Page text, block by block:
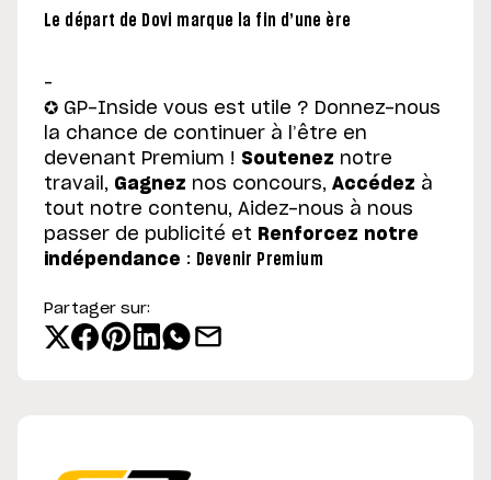
Le départ de Dovi marque la fin d’une ère
–
✪ GP-Inside vous est utile ? Donnez-nous
la chance de continuer à l’être en
devenant Premium ! Soutenez notre
travail, Gagnez nos concours, Accédez à
tout notre contenu, Aidez-nous à nous
passer de publicité et Renforcez notre
indépendance : Devenir Premium
Partager sur: